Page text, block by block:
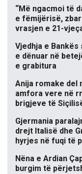
“Më ngacmoi të
e fëmijërisë,
vrasjen e 21-
Vjedhja e
e dënuar në
e grabitura
Anija romake del
amfora vere në
brigjeve të
Gjermania
drejt Italisë dhe
hyrjes në fuqi të
Nëna e Ardian
burgim të